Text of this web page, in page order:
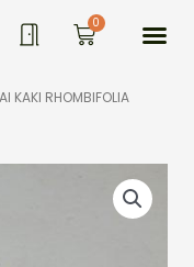
0Carrito
KAKI RHOMBIFOLIA